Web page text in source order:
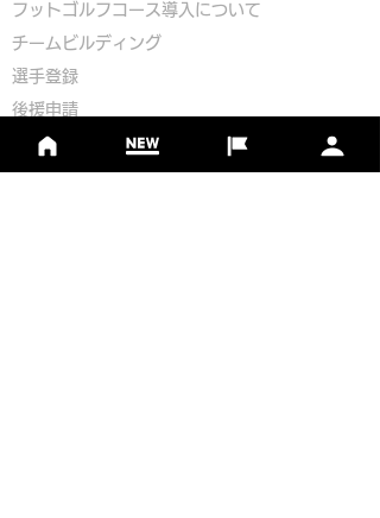
​ フットゴルフコース導入について
​チームビルディング
選手登録​
​後援申請
​イベント依頼
プライバシーポリシー